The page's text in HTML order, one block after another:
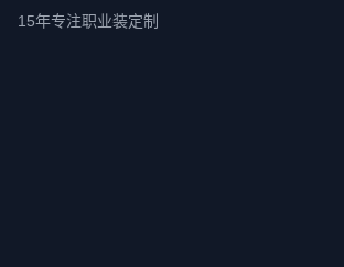
15年专注职业装定制